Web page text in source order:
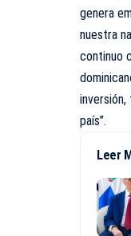
genera
nuestra
continuo
país”.
Leer